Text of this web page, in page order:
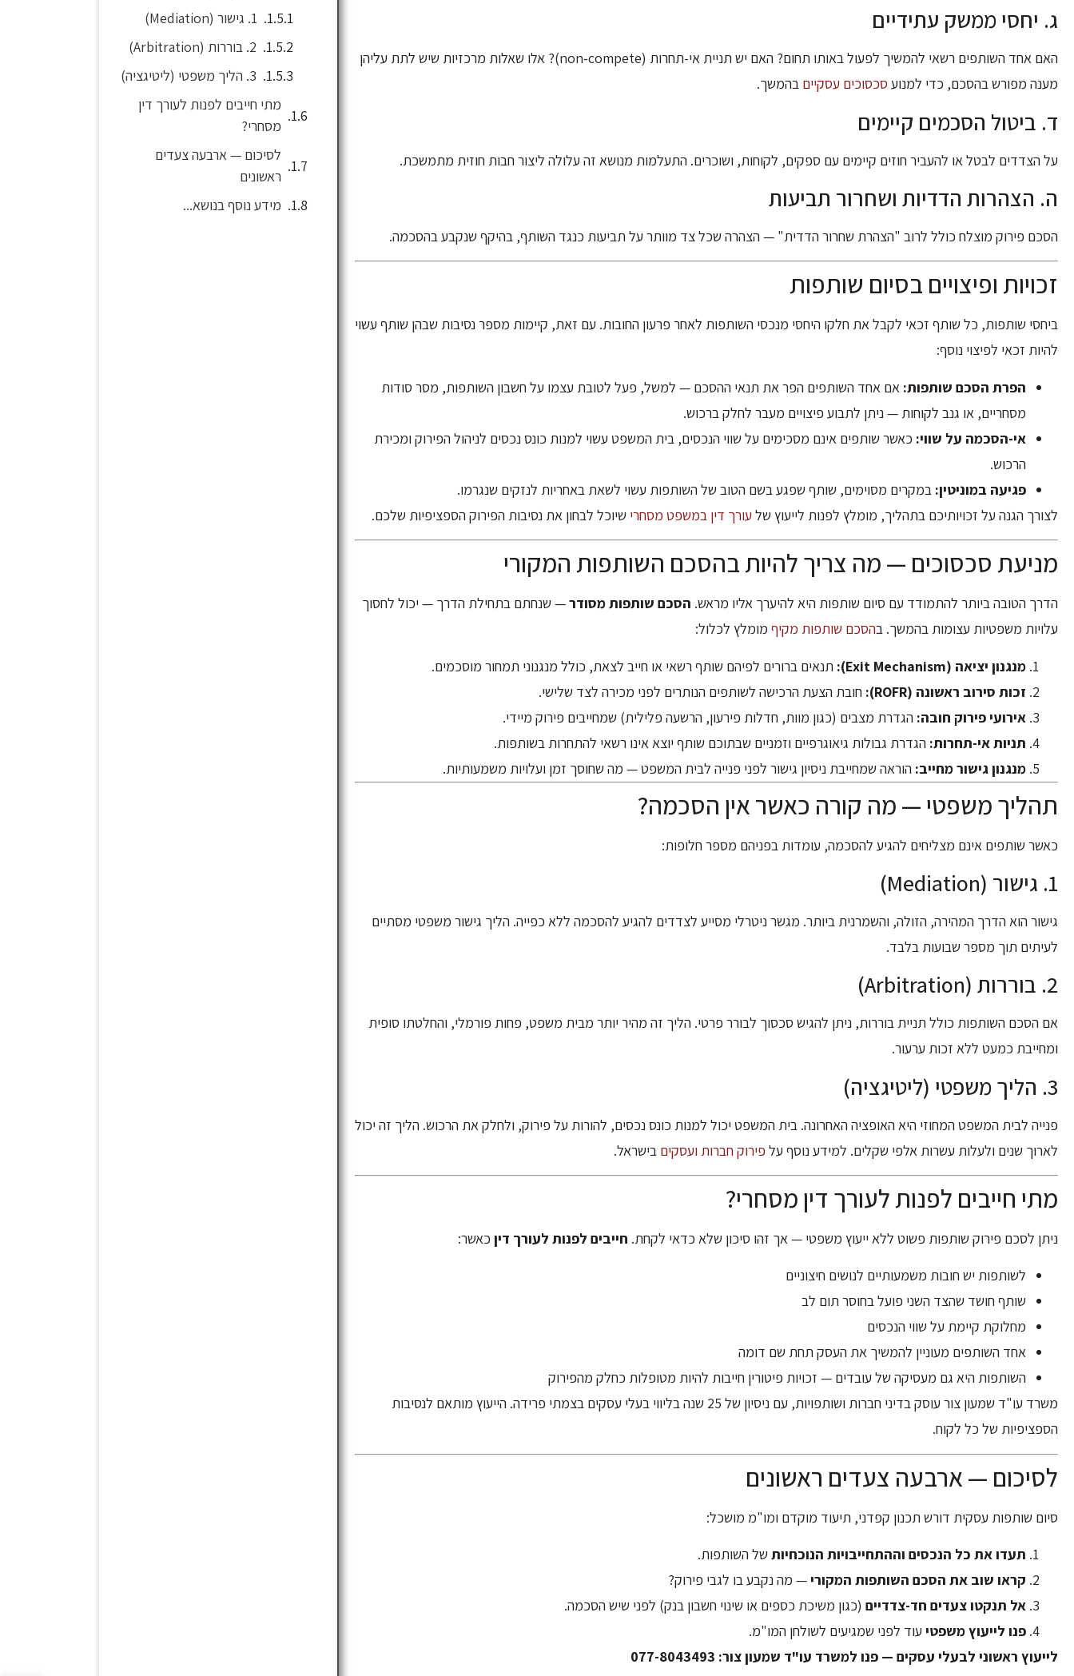
ג. יחסי ממשק עתידיים
האם אחד השותפים רשאי להמשיך לפעול באותו תחום? האם יש תניית אי-תחרות (non-compete)? אלו שאלות מרכזיות שיש לתת עליהן
מענה מפורש בהסכם, כדי למנוע סכסוכים עסקיים בהמשך.
ד. ביטול הסכמים קיימים
על הצדדים לבטל או להעביר חוזים קיימים עם ספקים, לקוחות, ושוכרים. התעלמות מנושא זה עלולה ליצור חבות חוזית מתמשכת.
ה. הצהרות הדדיות ושחרור תביעות
הסכם פירוק מוצלח כולל לרוב "הצהרת שחרור הדדית" — הצהרה שכל צד מוותר על תביעות כנגד השותף, בהיקף שנקבע בהסכמה.
זכויות ופיצויים בסיום שותפות
ביחסי שותפות, כל שותף זכאי לקבל את חלקו היחסי מנכסי השותפות לאחר פרעון החובות. עם זאת, קיימות מספר נסיבות שבהן שותף עשוי
להיות זכאי לפיצוי נוסף:
הפרת הסכם שותפות: אם אחד השותפים הפר את תנאי ההסכם — למשל, פעל לטובת עצמו על חשבון השותפות, מסר סודות
מסחריים, או גנב לקוחות — ניתן לתבוע פיצויים מעבר לחלק ברכוש.
אי-הסכמה על שווי: כאשר שותפים אינם מסכימים על שווי הנכסים, בית המשפט עשוי למנות כונס נכסים לניהול הפירוק ומכירת
הרכוש.
פגיעה במוניטין: במקרים מסוימים, שותף שפגע בשם הטוב של השותפות עשוי לשאת באחריות לנזקים שנגרמו.
לצורך הגנה על זכויותיכם בתהליך, מומלץ לפנות לייעוץ של עורך דין במשפט מסחרי שיוכל לבחון את נסיבות הפירוק הספציפיות שלכם.
מניעת סכסוכים — מה צריך להיות בהסכם השותפות המקורי
הדרך הטובה ביותר להתמודד עם סיום שותפות היא להיערך אליו מראש. הסכם שותפות מסודר— שנחתם בתחילת הדרך — יכול לחסוך
עלויות משפטיות עצומות בהמשך. בהסכם שותפות מקיף מומלץ לכלול:
מנגנון יציאה (Exit Mechanism):
תנאים ברורים לפיהם שותף רשאי או חייב לצאת, כולל מנגנוני תמחור מוסכמים.
זכות סירוב ראשונה (ROFR):
חובת הצעת הרכישה לשותפים הנותרים לפני מכירה לצד שלישי.
אירועי פירוק חובה: הגדרת מצבים (כגון מוות, חדלות פירעון, הרשעה פלילית) שמחייבים פירוק מיידי.
תניות אי-תחרות: הגדרת גבולות גיאוגרפיים וזמניים שבתוכם שותף יוצא אינו רשאי להתחרות בשותפות.
מנגנון גישור מחייב: הוראה שמחייבת ניסיון גישור לפני פנייה לבית המשפט — מה שחוסך זמן ועלויות משמעותיות.
תהליך משפטי — מה קורה כאשר אין הסכמה?
כאשר שותפים אינם מצליחים להגיע להסכמה, עומדות בפניהם מספר חלופות:
1. גישור (Mediation)
גישור הוא הדרך המהירה, הזולה, והשמרנית ביותר. מגשר ניטרלי מסייע לצדדים להגיע להסכמה ללא כפייה. הליך גישור משפטי מסתיים
לעיתים תוך מספר שבועות בלבד.
2. בוררות (Arbitration)
אם הסכם השותפות כולל תניית בוררות, ניתן להגיש סכסוך לבורר פרטי. הליך זה מהיר יותר מבית משפט, פחות פורמלי, והחלטתו סופית
ומחייבת כמעט ללא זכות ערעור.
3. הליך משפטי (ליטיגציה)
פנייה לבית המשפט המחוזי היא האופציה האחרונה. בית המשפט יכול למנות כונס נכסים, להורות על פירוק, ולחלק את הרכוש. הליך זה יכול
לארוך שנים ולעלות עשרות אלפי שקלים. למידע נוסף על פירוק חברות ועסקים בישראל.
מתי חייבים לפנות לעורך דין מסחרי?
ניתן לסכם פירוק שותפות פשוט ללא ייעוץ משפטי — אך זהו סיכון שלא כדאי לקחת. חייבים לפנות לעורך דין כאשר:
לשותפות יש חובות משמעותיים לנושים חיצוניים
שותף חושד שהצד השני פועל בחוסר תום לב
מחלוקת קיימת על שווי הנכסים
אחד השותפים מעוניין להמשיך את העסק תחת שם דומה
השותפות היא גם מעסיקה של עובדים — זכויות פיטורין חייבות להיות מטופלות כחלק מהפירוק
משרד עו"ד שמעון צור עוסק בדיני חברות ושותפויות, עם ניסיון של 25 שנה בליווי בעלי עסקים בצמתי פרידה. הייעוץ מותאם לנסיבות
הספציפיות של כל לקוח.
לסיכום — ארבעה צעדים ראשונים
סיום שותפות עסקית דורש תכנון קפדני, תיעוד מוקדם ומו"מ מושכל:
תעדו את כל הנכסים וההתחייבויות הנוכחיות של השותפות.
קראו שוב את הסכם השותפות המקורי— מה נקבע בו לגבי פירוק?
אל תנקטו צעדים חד-צדדיים (כגון משיכת כספים או שינוי חשבון בנק) לפני שיש הסכמה.
פנו לייעוץ משפטי עוד לפני שמגיעים לשולחן המו"מ.
לייעוץ ראשוני לבעלי עסקים — פנו למשרד עו"ד שמעון צור: 077-8043493
1. גישור (Mediation)
2. בוררות (Arbitration)
3. הליך משפטי (ליטיגציה)
מתי חייבים לפנות לעורך דין
מסחרי?
לסיכום — ארבעה צעדים
ראשונים
מידע נוסף בנושא...